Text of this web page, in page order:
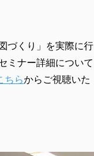
づくり」を実際に行
ミナー詳細について
ちらからご視聴いた